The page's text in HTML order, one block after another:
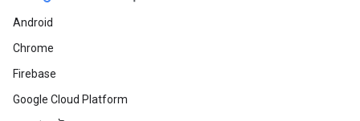
Android
Chrome
Firebase
Google Cloud Platform